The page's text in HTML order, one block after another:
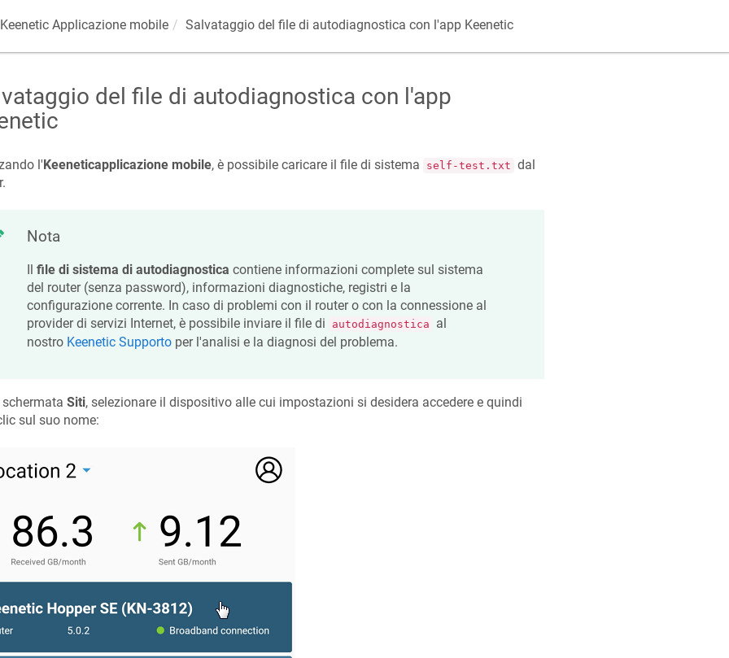
KeeneticApplicazione mobile Salvataggio del file di autodiagnostica con l'app Keenetic
del file di autodiagnostica con l'app
l'Keeneticapplicazione mobile, è possibile caricare il file di sistema self-test.txt dal
Nota
Il file di sistema di autodiagnostica contiene informazioni complete sul sistema
del router (senza password), informazioni diagnostiche, registri e la
configurazione corrente. In caso di problemi con il router o con la connessione al
provider di servizi Internet, è possibile inviare il file di
autodiagnostica
al
nostro KeeneticSupportoper l'analisi e la diagnosi del problema.
Siti, selezionare il dispositivo alle cui impostazioni si desidera accedere e quindi
sul suo nome: